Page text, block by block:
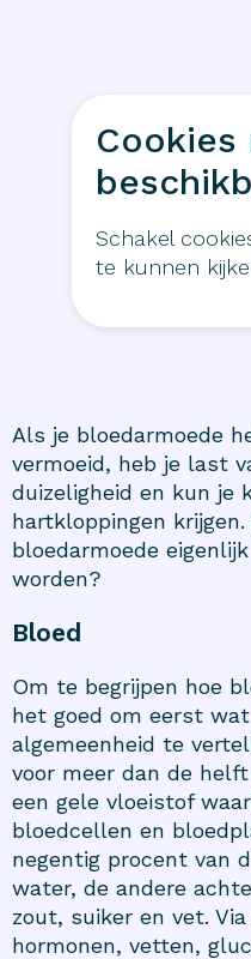
Cookies
Schakel
te kunnen
Als je bloedarmoede
vermoeid, heb je last
duizeligheid en kun je
hartkloppingen
bloedarmoede
worden?
Bloed
Om te begrijpen hoe
het goed om eerst
algemeenheid te
voor meer dan de
een gele vloeistof
bloedcellen en
negentig procent van
water, de andere
zout, suiker en vet.
hormonen, vetten,